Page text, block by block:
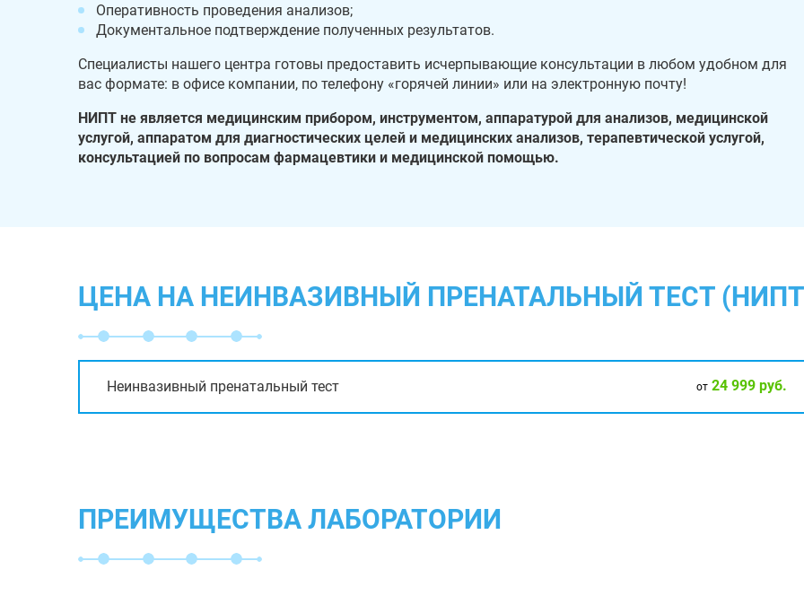
Оперативность проведения анализов;
Документальное подтверждение полученных результатов.
Специалисты нашего центра готовы предоставить исчерпывающие консультации в любом удобном для
вас формате: в офисе компании, по телефону «горячей линии» или на электронную почту!
НИПТ не является медицинским прибором, инструментом, аппаратурой для анализов, медицинской
услугой, аппаратом для диагностических целей и медицинских анализов, терапевтической услугой,
консультацией по вопросам фармацевтики и медицинской помощью.
ЦЕНА НА НЕИНВАЗИВНЫЙ ПРЕНАТАЛЬНЫЙ ТЕСТ
Неинвазивный пренатальный тест от24 999 руб.
ПРЕИМУЩЕСТВА ЛАБОРАТОРИИ